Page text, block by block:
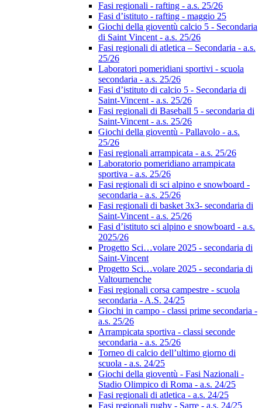
Fasi regionali - rafting - a.s. 25/26
Fasi d’istituto - rafting - maggio 25
Giochi della gioventù calcio 5 - Secondaria
di Saint Vincent - a.s. 25/26
Fasi regionali di atletica – Secondaria - a.s.
25/26
Laboratori pomeridiani sportivi - scuola
secondaria - a.s. 25/26
Fasi d’istituto di calcio 5 - Secondaria di
Saint-Vincent - a.s. 25/26
Fasi regionali di Baseball 5 - secondaria di
Saint-Vincent - a.s. 25/26
Giochi della gioventù - Pallavolo - a.s.
25/26
Fasi regionali arrampicata - a.s. 25/26
Laboratorio pomeridiano arrampicata
sportiva - a.s. 25/26
Fasi regionali di sci alpino e snowboard -
secondaria - a.s. 25/26
Fasi regionali di basket 3x3- secondaria di
Saint-Vincent - a.s. 25/26
Fasi d’istituto sci alpino e snowboard - a.s.
2025/26
Progetto Sci…volare 2025 - secondaria di
Saint-Vincent
Progetto Sci…volare 2025 - secondaria di
Valtournenche
Fasi regionali corsa campestre - scuola
secondaria - A.S. 24/25
Giochi in campo - classi prime secondaria -
a.s. 25/26
Arrampicata sportiva - classi seconde
secondaria - a.s. 25/26
Torneo di calcio dell’ultimo giorno di
scuola - a.s. 24/25
Giochi della gioventù - Fasi Nazionali -
Stadio Olimpico di Roma - a.s. 24/25
Fasi regionali di atletica - a.s. 24/25
Fasi regionali rugby - Sarre - a.s. 24/25